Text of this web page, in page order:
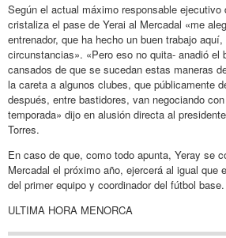
Según el actual máximo responsable
cristaliza el pase de Yerai al Mercadal «me
entrenador, que ha hecho un buen trabajo
circunstancias». «Pero eso no quita- anadió el
cansados de que se sucedan estas maneras
la careta a algunos clubes, que públicamente
después, entre bastidores, van negociando
temporada» dijo en alusión directa al
Torres.
En caso de que, como todo apunta, Yeray se
Mercadal el próximo año, ejercerá al igual que
del primer equipo y coordinador del fútbol base.
ULTIMA HORA MENORCA